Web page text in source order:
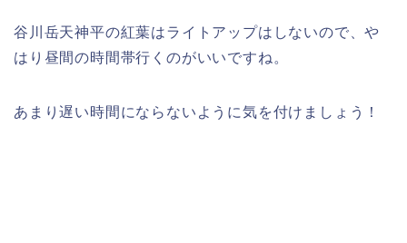
谷川岳天神平の紅葉はライトアップはしないので、や
はり昼間の時間帯行くのがいいですね。
あまり遅い時間にならないように気を付けましょう！